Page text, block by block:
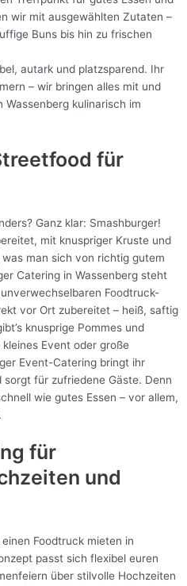
wir mit ausgewählten Zutaten –
Buns bis hin zu frischen
autark und platzsparend. Ihr
– wir bringen alles mit und
Wassenberg kulinarisch im
für
Ganz klar: Smashburger!
mit knuspriger Kruste und
man sich von richtig gutem
Catering in Wassenberg steht
Foodtruck-
vor Ort zubereitet – heiß, saftig
knusprige Pommes und
Event oder große
Event-Catering bringt ihr
für zufriedene Gäste. Denn
wie gutes Essen – vor allem,
für
und
Foodtruck mieten in
passt sich flexibel euren
über stilvolle Hochzeiten